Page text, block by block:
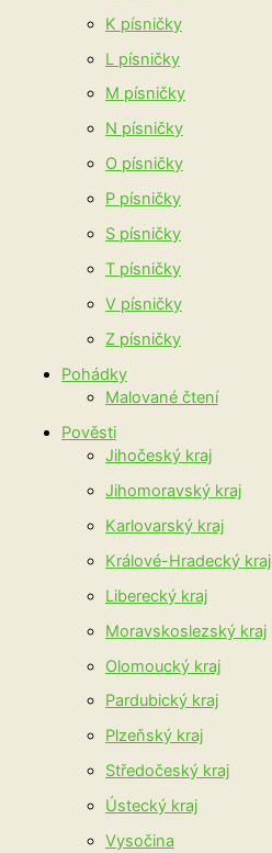
K písničky
L písničky
M písničky
N písničky
O písničky
P písničky
S písničky
T písničky
V písničky
Z písničky
Pohádky
Malované čtení
Pověsti
Jihočeský kraj
Jihomoravský kraj
Karlovarský kraj
Králové-Hradecký kraj
Liberecký kraj
Moravskoslezský kraj
Olomoucký kraj
Pardubický kraj
Plzeňský kraj
Středočeský kraj
Ústecký kraj
Vysočina